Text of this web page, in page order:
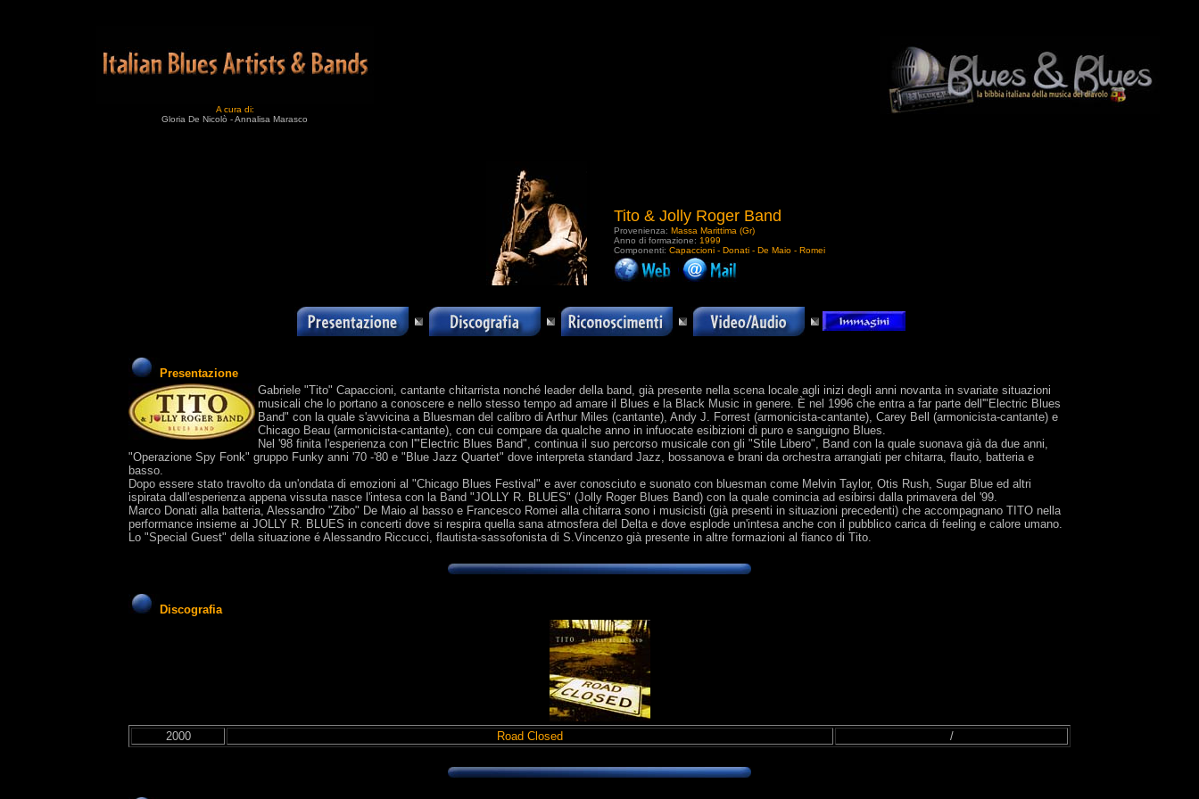
A cura di:
Gloria De Nicolò - Annalisa Marasco
Tito & Jolly Roger Band
Provenienza: Massa Marittima (Gr)
Anno di formazione: 1999
Componenti: Capaccioni - Donati - De Maio - Romei
.
Presentazione
Gabriele "Tito" Capaccioni, cantante chitarrista nonché leader della band, già presente nella scena locale agli inizi degli anni novanta in svariate situazioni
musicali che lo portano a conoscere e nello stesso tempo ad amare il Blues e la Black Music in genere. È nel 1996 che entra a far parte dell'"Electric Blues
Band" con la quale s'avvicina a Bluesman del calibro di Arthur Miles (cantante), Andy J. Forrest (armonicista-cantante), Carey Bell (armonicista-cantante) e
Chicago Beau (armonicista-cantante), con cui compare da qualche anno in infuocate esibizioni di puro e sanguigno Blues.
Nel '98 finita l'esperienza con l'"Electric Blues Band", continua il suo percorso musicale con gli "Stile Libero", Band con la quale suonava già da due anni,
"Operazione Spy Fonk" gruppo Funky anni '70 -'80 e "Blue Jazz Quartet" dove interpreta standard Jazz, bossanova e brani da orchestra arrangiati per chitarra, flauto, batteria e
basso.
Dopo essere stato travolto da un'ondata di emozioni al "Chicago Blues Festival" e aver conosciuto e suonato con bluesman come Melvin Taylor, Otis Rush, Sugar Blue ed altri
ispirata dall'esperienza appena vissuta nasce l'intesa con la Band "JOLLY R. BLUES" (Jolly Roger Blues Band) con la quale comincia ad esibirsi dalla primavera del '99.
Marco Donati alla batteria, Alessandro "Zibo" De Maio al basso e Francesco Romei alla chitarra sono i musicisti (già presenti in situazioni precedenti) che accompagnano TITO nella
performance insieme ai JOLLY R. BLUES in concerti dove si respira quella sana atmosfera del Delta e dove esplode un'intesa anche con il pubblico carica di feeling e calore umano.
Lo "Special Guest" della situazione é Alessandro Riccucci, flautista-sassofonista di S.Vincenzo già presente in altre formazioni al fianco di Tito.
Discografia
2000 Road Closed /